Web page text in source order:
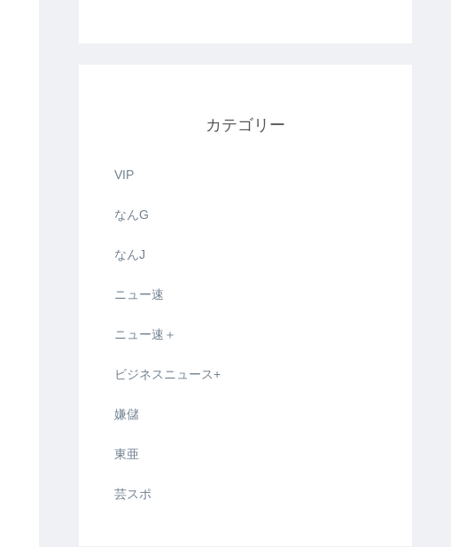
カテゴリー
VIP
なんG
なんJ
ニュー速
ニュー速＋
ビジネスニュース+
嫌儲
東亜
芸スポ